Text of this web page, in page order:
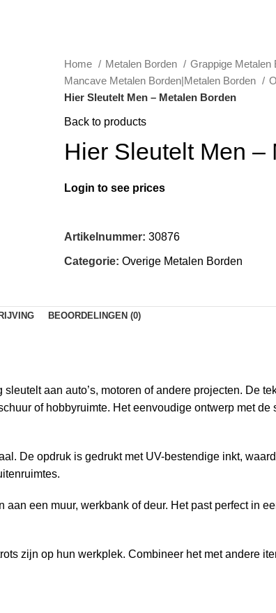
Home Metalen Borden
Grappige Metalen
Mancave Metalen Borden|Metalen Borden
Hier Sleutelt Men – Metalen Borden
Back to products
Hier Sleutelt Men –
Login to see prices
Artikelnummer: 30876
Categorie: Overige Metalen Borden
BEOORDELINGEN (0)
aan auto’s, motoren of andere projecten. De
of hobbyruimte. Het eenvoudige ontwerp met
De opdruk is gedrukt met UV-bestendige inkt,
een muur, werkbank of deur. Het past perfect in
zijn op hun werkplek. Combineer het met andere